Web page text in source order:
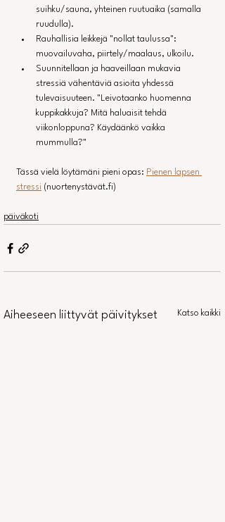
suihku/sauna, yhteinen ruutuaika (samalla
ruudulla).
Rauhallisia leikkejä "nollat taulussa":
muovailuvaha, piirtely/maalaus, ulkoilu.
Suunnitellaan ja haaveillaan mukavia
stressiä vähentäviä asioita yhdessä
tulevaisuuteen. "Leivotaanko huomenna
kuppikakkuja? Mitä haluaisit tehdä
viikonloppuna? Käydäänkö vaikka
mummulla?"
Tässä vielä löytämäni pieni opas: Pienen lapsen
stressi (nuortenystävät.fi)
päiväkoti
Aiheeseen liittyvät päivitykset Katso kaikki